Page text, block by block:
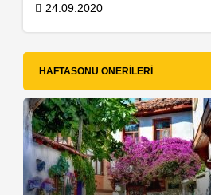
24.09.2020
HAFTASONU ÖNERILERI